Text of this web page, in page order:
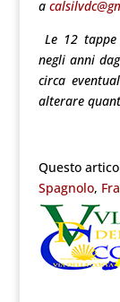
a
Le 12
negli anni
circa
alterare
Questo
Spagnolo